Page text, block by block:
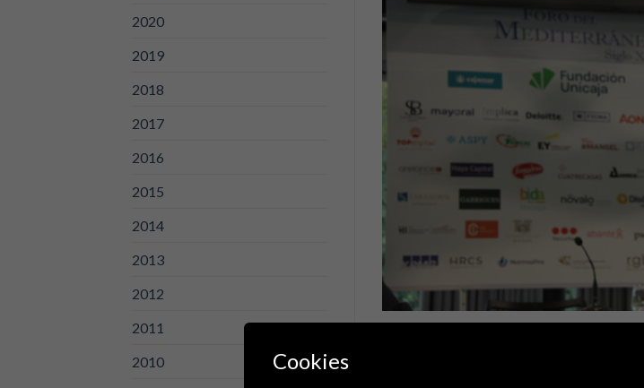
2020
2019
2018
2017
2016
2015
2014
2013
2012
2011
2010
Cookies